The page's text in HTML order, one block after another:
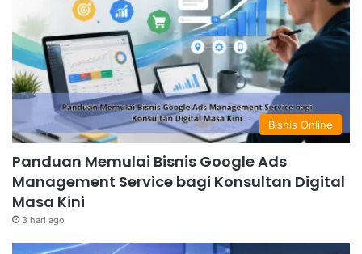
Bisnis Online
Panduan Memulai Bisnis Google Ads
Management Service bagi Konsultan Digital
Masa Kini
3 hari ago